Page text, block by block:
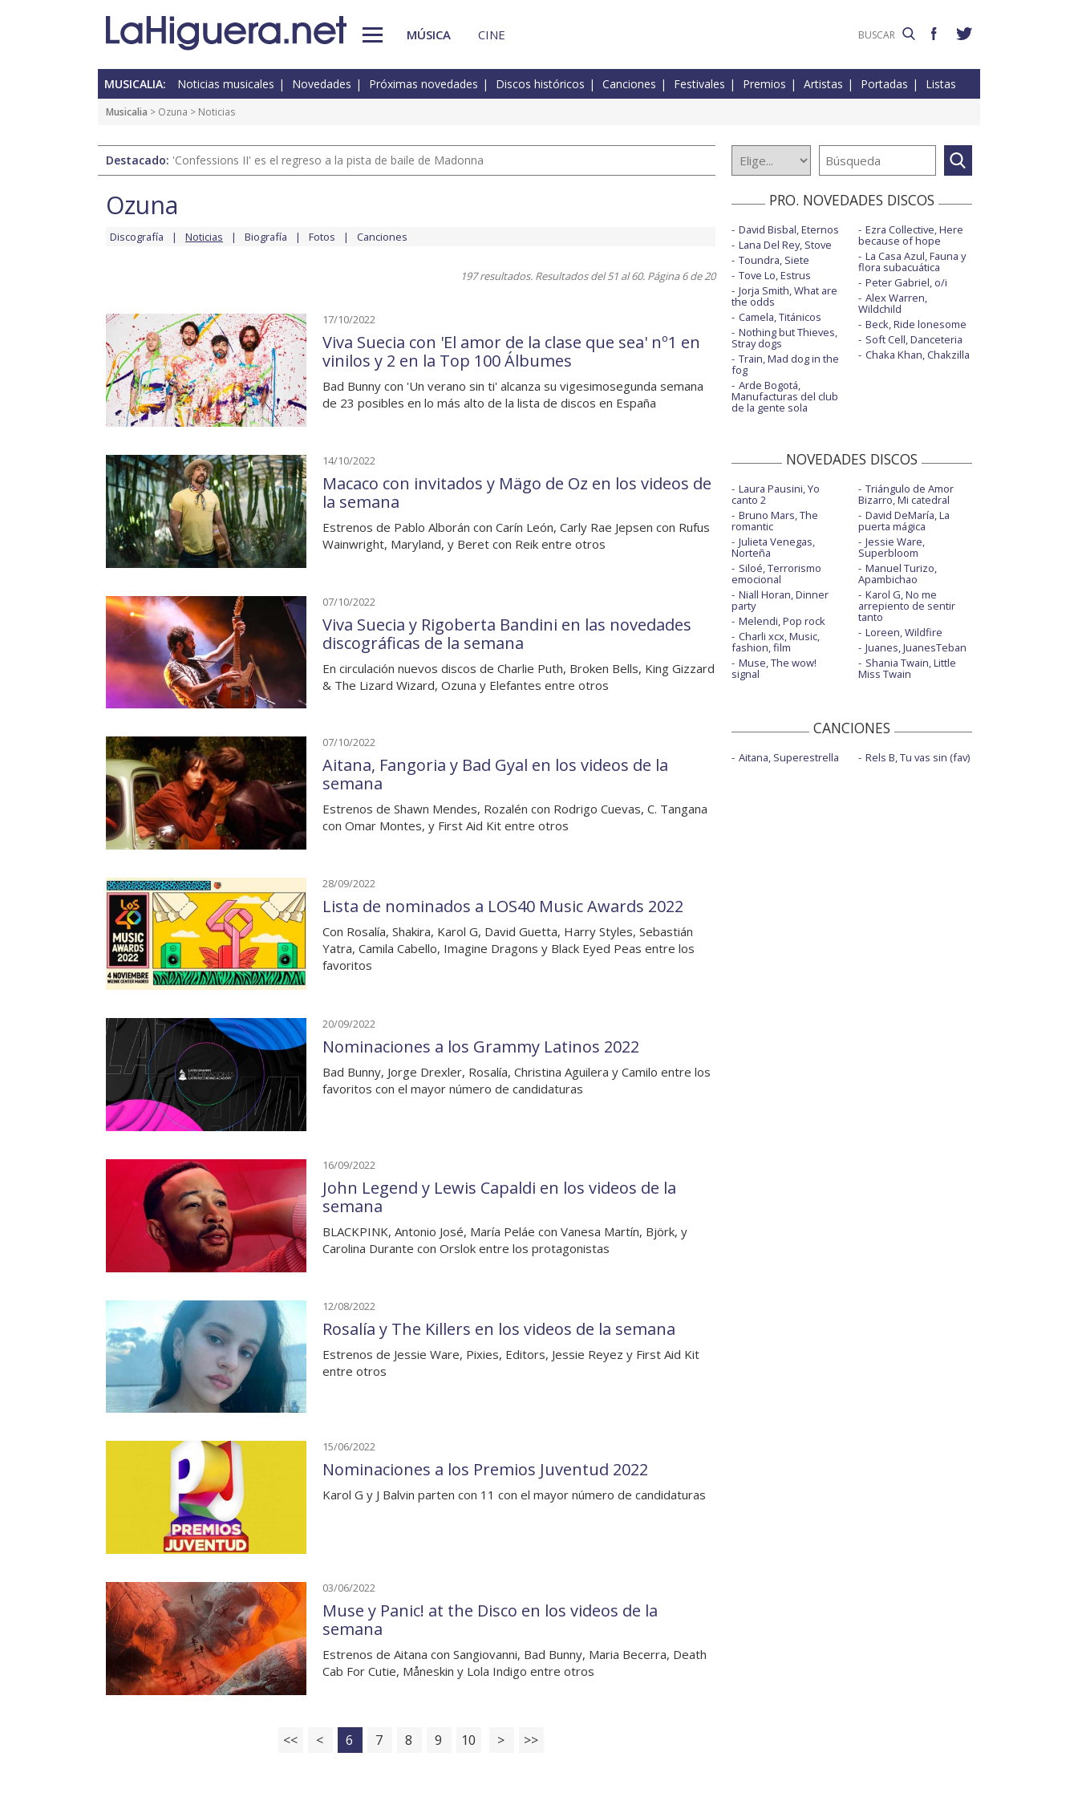
MÚSICA CINE
MUSICALIA: Noticias musicales Novedades Próximas novedades Discos históricos Canciones Festivales Premios Artistas Portadas Listas
Musicalia > Ozuna > Noticias
Destacado: 'Confessions II' es el regreso a la pista de baile de Madonna
Ozuna
Discografía Noticias Biografía Fotos Canciones
197 resultados. Resultados del 51 al 60. Página 6 de 20
17/10/2022
Viva Suecia con 'El amor de la clase que sea' nº1 en
vinilos y 2 en la Top 100 Álbumes
Bad Bunny con 'Un verano sin ti' alcanza su vigesimosegunda semana
de 23 posibles en lo más alto de la lista de discos en España
14/10/2022
Macaco con invitados y Mägo de Oz en los videos de
la semana
Estrenos de Pablo Alborán con Carín León, Carly Rae Jepsen con Rufus
Wainwright, Maryland, y Beret con Reik entre otros
07/10/2022
Viva Suecia y Rigoberta Bandini en las novedades
discográficas de la semana
En circulación nuevos discos de Charlie Puth, Broken Bells, King Gizzard
& The Lizard Wizard, Ozuna y Elefantes entre otros
07/10/2022
Aitana, Fangoria y Bad Gyal en los videos de la
semana
Estrenos de Shawn Mendes, Rozalén con Rodrigo Cuevas, C. Tangana
con Omar Montes, y First Aid Kit entre otros
28/09/2022
Lista de nominados a LOS40 Music Awards 2022
Con Rosalía, Shakira, Karol G, David Guetta, Harry Styles, Sebastián
Yatra, Camila Cabello, Imagine Dragons y Black Eyed Peas entre los
favoritos
20/09/2022
Nominaciones a los Grammy Latinos 2022
Bad Bunny, Jorge Drexler, Rosalía, Christina Aguilera y Camilo entre los
favoritos con el mayor número de candidaturas
16/09/2022
John Legend y Lewis Capaldi en los videos de la
semana
BLACKPINK, Antonio José, María Peláe con Vanesa Martín, Björk, y
Carolina Durante con Orslok entre los protagonistas
12/08/2022
Rosalía y The Killers en los videos de la semana
Estrenos de Jessie Ware, Pixies, Editors, Jessie Reyez y First Aid Kit
entre otros
15/06/2022
Nominaciones a los Premios Juventud 2022
Karol G y J Balvin parten con 11 con el mayor número de candidaturas
03/06/2022
Muse y Panic! at the Disco en los videos de la
semana
Estrenos de Aitana con Sangiovanni, Bad Bunny, Maria Becerra, Death
Cab For Cutie, Måneskin y Lola Indigo entre otros
<< < 6 7 8 9 10 > >>
PRO. NOVEDADES DISCOS
David Bisbal, Eternos
Lana Del Rey, Stove
Toundra, Siete
Tove Lo, Estrus
Jorja Smith, What are
the odds
Camela, Titánicos
Nothing but Thieves,
Stray dogs
Train, Mad dog in the
fog
Arde Bogotá,
Manufacturas del club
de la gente sola
Ezra Collective, Here
because of hope
La Casa Azul, Fauna y
flora subacuática
Peter Gabriel, o/i
Alex Warren,
Wildchild
Beck, Ride lonesome
Soft Cell, Danceteria
Chaka Khan, Chakzilla
NOVEDADES DISCOS
Laura Pausini, Yo
canto 2
Bruno Mars, The
romantic
Julieta Venegas,
Norteña
Siloé, Terrorismo
emocional
Niall Horan, Dinner
party
Melendi, Pop rock
Charli xcx, Music,
fashion, film
Muse, The wow!
signal
Triángulo de Amor
Bizarro, Mi catedral
David DeMaría, La
puerta mágica
Jessie Ware,
Superbloom
Manuel Turizo,
Apambichao
Karol G, No me
arrepiento de sentir
tanto
Loreen, Wildfire
Juanes, JuanesTeban
Shania Twain, Little
Miss Twain
CANCIONES
Aitana, Superestrella Rels B, Tu vas sin (fav)